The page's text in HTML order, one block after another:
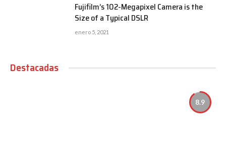
Fujifilm’s 102-Megapixel Camera is the
Size of a Typical DSLR
enero 5, 2021
Destacadas
8.9